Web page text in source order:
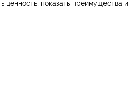
ценность, показать преимущества и